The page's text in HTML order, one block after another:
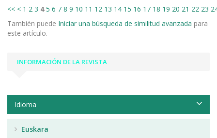
<< < 1 2 3 4 5 6 7 8 9 10 11 12 13 14 15 16 17 18 19 20 21 22 23
También puede Iniciar una búsqueda de similitud avanzada para
este artículo.
INFORMACIÓN DE LA REVISTA
Idioma
Euskara